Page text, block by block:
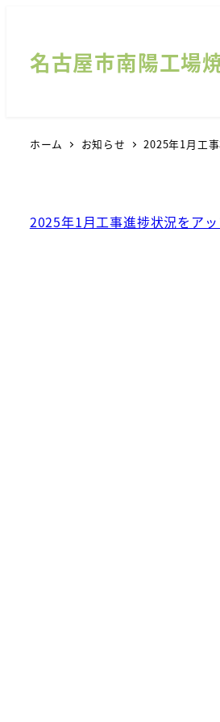
名古屋市南陽工場
ホーム お知らせ 2025年1月工
2025年1月工事進捗状況をアッ